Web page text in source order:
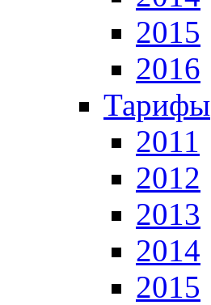
2015
2016
Тарифы
2011
2012
2013
2014
2015